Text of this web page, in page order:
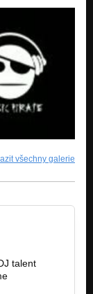
všechny galerie
talent